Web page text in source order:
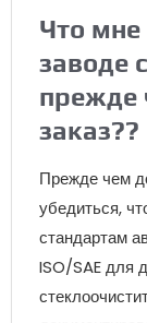
Что мне
заводе
прежде
заказ??
Прежде чем
убедиться,
стандартам
ISO/SAE для